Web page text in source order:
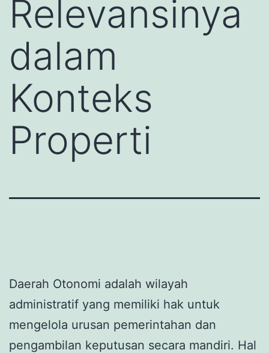
Relevansinya
dalam
Konteks
Properti
Daerah Otonomi adalah wilayah
administratif yang memiliki hak untuk
mengelola urusan pemerintahan dan
pengambilan keputusan secara mandiri. Hal